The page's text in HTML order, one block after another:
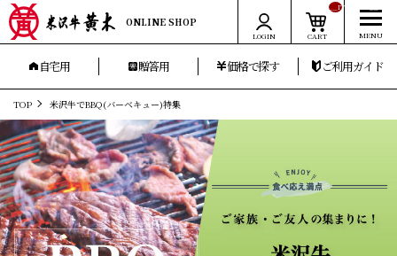
ONLINE SHOP
LOGIN CART
__ITM_CNT__
自宅用 贈答用 価格で探す ご利用ガイド
TOP 米沢牛でBBQ(バーベキュー)特集